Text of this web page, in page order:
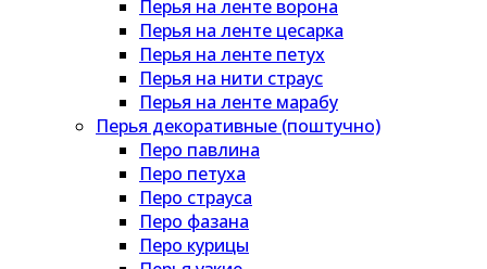
Перья на ленте ворона
Перья на ленте цесарка
Перья на ленте петух
Перья на нити страус
Перья на ленте марабу
Перья декоративные (поштучно)
Перо павлина
Перо петуха
Перо страуса
Перо фазана
Перо курицы